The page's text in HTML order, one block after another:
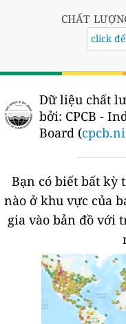
chất
click
Dữ liệu chất
bởi: CPCB -
Board (
Bạn có biết bất kỳ
nào ở khu vực của
gia vào bản đồ với